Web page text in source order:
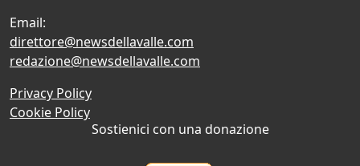
Email:
direttore@newsdellavalle.com
redazione@newsdellavalle.com
Privacy Policy
Cookie Policy
Sostienici con una donazione